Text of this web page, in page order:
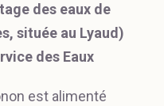
des eaux de
située au Lyaud)
des Eaux
est alimenté